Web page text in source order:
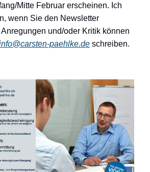
Mitte Februar erscheinen. Ich
wenn Sie den Newsletter
und/oder Kritik können
paehlke.de schreiben.